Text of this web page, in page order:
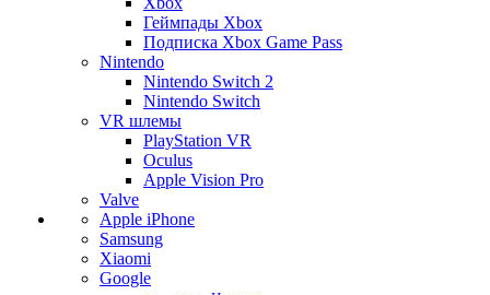
Геймпады Xbox
Подписка Xbox Game Pass
Nintendo
Nintendo Switch 2
Nintendo Switch
VR шлемы
PlayStation VR
Oculus
Apple Vision Pro
Valve
Apple iPhone
Samsung
Xiaomi
Google